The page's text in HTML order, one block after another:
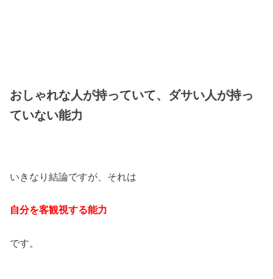
おしゃれな人が持っていて、ダサい人が持っ
ていない能力
いきなり結論ですが、それは
自分を客観視する能力
です。